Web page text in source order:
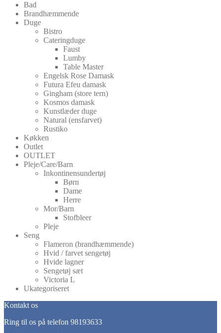
Bad
Brandhæmmende
Duge
Bistro
Cateringduge
Faust
Lumby
Table Master
Engelsk Rose Damask
Futura Efeu damask
Gingham (store tern)
Kosmos damask
Kunstlæder duge
Natural (ensfarvet)
Rustiko
Køkken
Outlet
OUTLET
Pleje/Care/Barn
Inkontinensundertøj
Børn
Dame
Herre
Mor/Barn
Stofbleer
Pleje
Seng
Flameron (brandhæmmende)
Hvid / farvet sengetøj
Hvide lagner
Sengetøj sæt
Victoria L
Ukategoriseret
Kontakt os
Ring til os på telefon 98193633